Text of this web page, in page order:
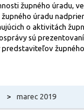
župného úradu,
úradu
o aktivitách
sú
> marec 2019